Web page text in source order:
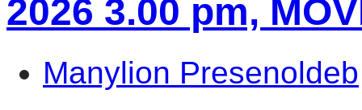
2026 3.00 pm,
Manylion Presenoldeb